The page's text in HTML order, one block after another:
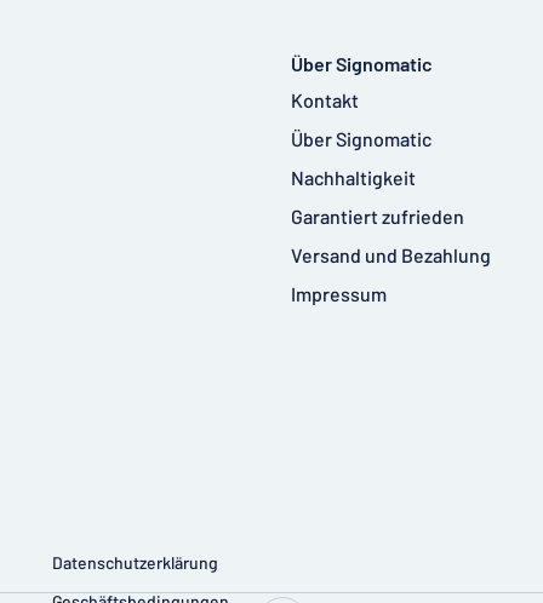
Über Signomatic
Kontakt
Über Signomatic
Nachhaltigkeit
Garantiert zufrieden
Versand und Bezahlung
Impressum
Datenschutzerklärung